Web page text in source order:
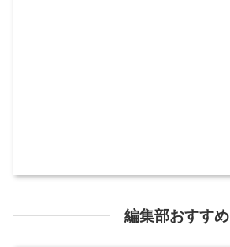
編集部おすすめ